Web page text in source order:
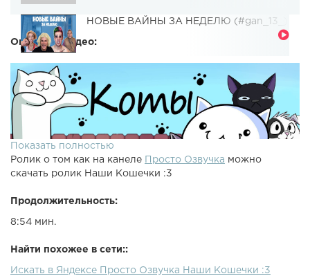
НОВЫЕ ВАЙНЫ ЗА НЕДЕЛЮ (#gan_13_)
Описание видео:
Показать полностью
Ролик о том как на канеле
Просто Озвучка можно
скачать ролик Наши Кошечки :3
Продолжительность:
8:54 мин.
Найти похожее в сети::
Искать в Яндексе Просто Озвучка Наши Кошечки :3